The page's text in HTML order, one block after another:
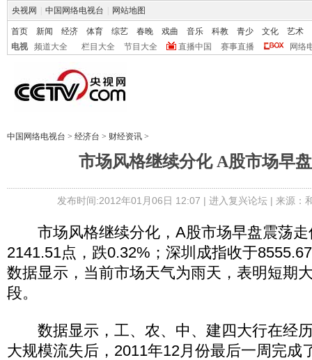
央视网 中国网络电视台 网站地图
首页 新闻 经济 体育 综艺 春晚 戏曲 音乐 科教 青少 文化
艺术
电视
频道大全 栏目大全 节目大全 直播中国 赛事直播 网络
中国网络电视台 > 经济台 > 财经资讯 >
市场风格继续分化 A股市场早
发布时间:2012年01月06日 12:07 | 进入复兴论坛| 来源：
市场风格继续分化，A股市场早盘震荡走
2141.51点，跌0.32%；深圳成指收于
数据显示，当前市场天气为雨天，表明短期
段。
数据显示，工、农、中、建四大行在经
大规模流失后，2011年12月份最后一周完成